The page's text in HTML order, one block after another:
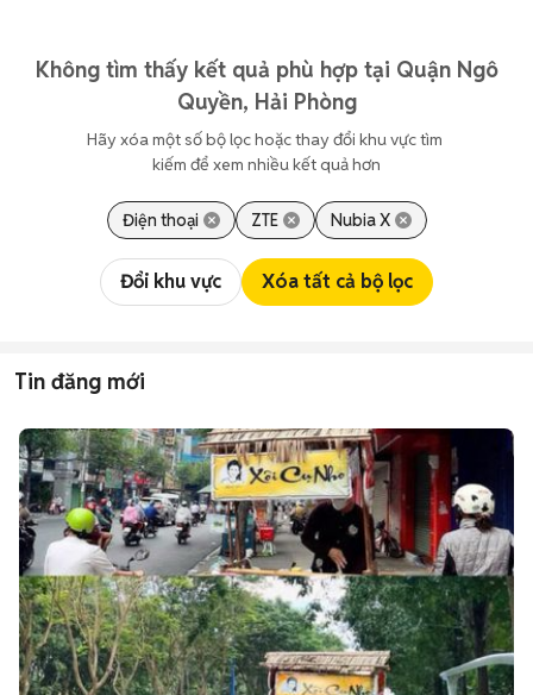
Không tìm thấy kết quả phù hợp tại Quận Ngô
Quyền, Hải Phòng
Hãy xóa một số bộ lọc hoặc thay đổi khu vực tìm
kiếm để xem nhiều kết quả hơn
Điện thoại ZTE Nubia X
Đổi khu vực Xóa tất cả bộ lọc
Tin đăng mới